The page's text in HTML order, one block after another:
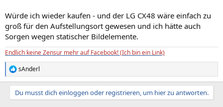
Würde ich wieder kaufen - und der LG CX48 wäre einfach zu
groß für den Aufstellungsort gewesen und ich hätte auch
Sorgen wegen statischer Bildelemente.
Endlich keine Zensur mehr auf Facebook! (Ich bin ein Link)
R
e
a
sAnderl
Du musst dich einloggen oder registrieren, um hier zu antworten.